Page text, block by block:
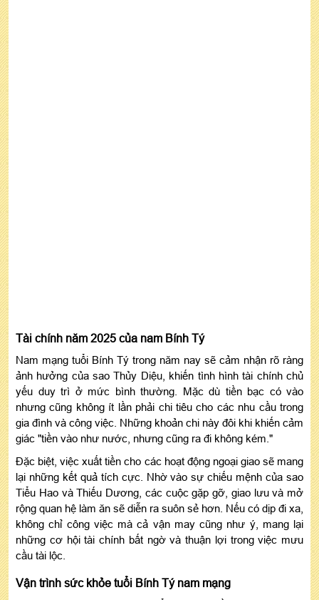
Tài chính năm 2025 của nam Bính Tý
Nam mạng tuổi Bính Tý trong năm nay sẽ cảm nhận rõ ràng
ảnh hưởng của sao Thủy Diệu, khiến tình hình tài chính chủ
yếu duy trì ở mức bình thường. Mặc dù tiền bạc có vào
nhưng cũng không ít lần phải chi tiêu cho các nhu cầu trong
gia đình và công việc. Những khoản chi này đôi khi khiến cảm
giác "tiền vào như nước, nhưng cũng ra đi không kém."
Đặc biệt, việc xuất tiền cho các hoạt động ngoại giao sẽ mang
lại những kết quả tích cực. Nhờ vào sự chiếu mệnh của sao
Tiểu Hao và Thiếu Dương, các cuộc gặp gỡ, giao lưu và mở
rộng quan hệ làm ăn sẽ diễn ra suôn sẻ hơn. Nếu có dịp đi xa,
không chỉ công việc mà cả vận may cũng như ý, mang lại
những cơ hội tài chính bất ngờ và thuận lợi trong việc mưu
cầu tài lộc.
Vận trình sức khỏe tuổi Bính Tý nam mạng